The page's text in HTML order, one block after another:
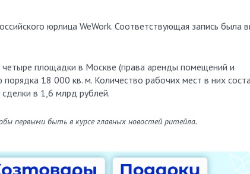
юрлица WeWork. Соответствующая запись была
площадки в Москве (права аренды помещений и
18 000 кв. м. Количество рабочих мест в них
в 1,6 млрд рублей.
первыми быть в курсе главных новостей ритейла.